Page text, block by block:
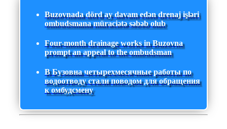
Buzovnada dörd ay davam edən drenaj işləri
ombudsmana müraciətə səbəb olub
Four-month drainage works in Buzovna
prompt an appeal to the ombudsman
В Бузовна четырехмесячные работы по
водоотводу стали поводом для обращения
к омбудсмену